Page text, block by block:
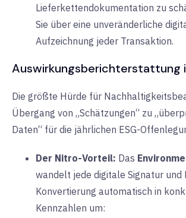
Lieferkettendokumentation zu
Sie über eine unveränderliche
Aufzeichnung jeder Transaktion.
Auswirkungsberichterstattung
Die größte Hürde für
Übergang von „Schätzungen“ zu
Daten“ für die jährlichen ESG-
Der Nitro-Vorteil: Das
wandelt jede digitale Signatur und
Konvertierung automatisch in
Kennzahlen um: